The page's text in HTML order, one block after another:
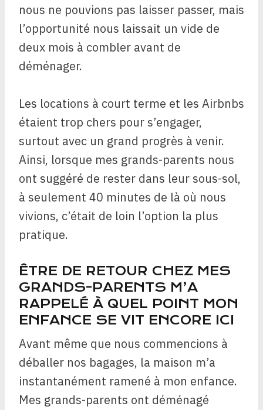
nous ne pouvions pas laisser passer, mais
l’opportunité nous laissait un vide de
deux mois à combler avant de
déménager.
Les locations à court terme et les Airbnbs
étaient trop chers pour s’engager,
surtout avec un grand progrès à venir.
Ainsi, lorsque mes grands-parents nous
ont suggéré de rester dans leur sous-sol,
à seulement 40 minutes de là où nous
vivions, c’était de loin l’option la plus
pratique.
ÊTRE DE RETOUR CHEZ MES
GRANDS-PARENTS M’A
RAPPELÉ À QUEL POINT MON
ENFANCE SE VIT ENCORE ICI
Avant même que nous commencions à
déballer nos bagages, la maison m’a
instantanément ramené à mon enfance.
Mes grands-parents ont déménagé